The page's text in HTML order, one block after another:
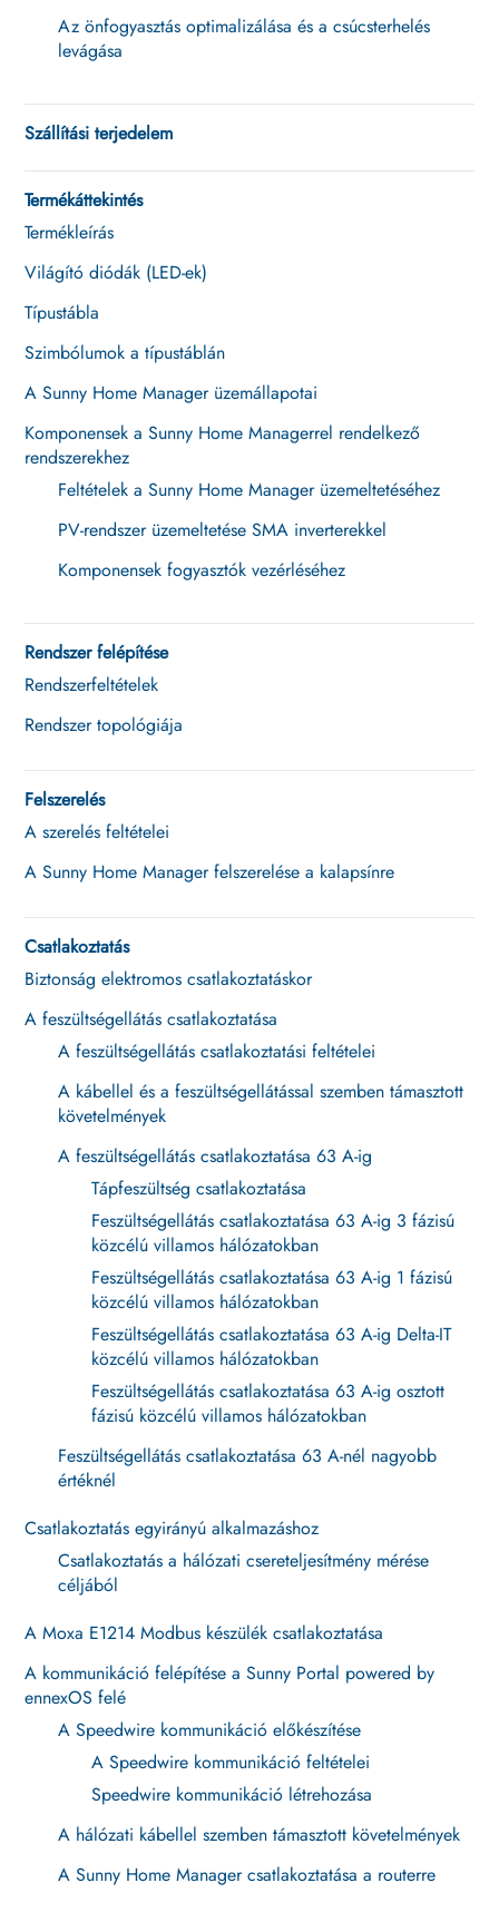
Az önfogyasztás optimalizálása és a csúcsterhelés
levágása
Szállítási terjedelem
Termékáttekintés
Termékleírás
Világító diódák (LED-ek)
Típustábla
Szimbólumok a típustáblán
A Sunny Home Manager üzemállapotai
Komponensek a Sunny Home Managerrel rendelkező
rendszerekhez
Feltételek a Sunny Home Manager üzemeltetéséhez
PV-rendszer üzemeltetése SMA inverterekkel
Komponensek fogyasztók vezérléséhez
Rendszer felépítése
Rendszerfeltételek
Rendszer topológiája
Felszerelés
A szerelés feltételei
A Sunny Home Manager felszerelése a kalapsínre
Csatlakoztatás
Biztonság elektromos csatlakoztatáskor
A feszültségellátás csatlakoztatása
A feszültségellátás csatlakoztatási feltételei
A kábellel és a feszültségellátással szemben támasztott
követelmények
A feszültségellátás csatlakoztatása 63 A-ig
Tápfeszültség csatlakoztatása
Feszültségellátás csatlakoztatása 63 A-ig 3 fázisú
közcélú villamos hálózatokban
Feszültségellátás csatlakoztatása 63 A-ig 1 fázisú
közcélú villamos hálózatokban
Feszültségellátás csatlakoztatása 63 A-ig Delta-IT
közcélú villamos hálózatokban
Feszültségellátás csatlakoztatása 63 A-ig osztott
fázisú közcélú villamos hálózatokban
Feszültségellátás csatlakoztatása 63 A-nél nagyobb
értéknél
Csatlakoztatás egyirányú alkalmazáshoz
Csatlakoztatás a hálózati csereteljesítmény mérése
céljából
A Moxa E1214 Modbus készülék csatlakoztatása
A kommunikáció felépítése a Sunny Portal powered by
ennexOS felé
A Speedwire kommunikáció előkészítése
A Speedwire kommunikáció feltételei
Speedwire kommunikáció létrehozása
A hálózati kábellel szemben támasztott követelmények
A Sunny Home Manager csatlakoztatása a routerre